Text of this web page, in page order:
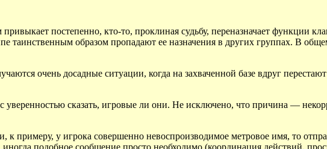
постепенно, кто-то, проклиная судьбу, переназначает функции
таинственным образом пропадают ее назначения в других группах. В
очень досадные ситуации, когда на захваченной базе вдруг
уверенностью сказать, игровые ли они. Не исключено, что причина —
примеру, у игрока совершенно невоспроизводимое метровое имя, то
подобное сообщение просто необходимо (координация действий,